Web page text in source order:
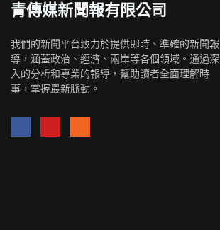
青傳媒新聞報有限公司
我們的新聞平台致力於提供即時、準確的新聞報
導，涵蓋政治、經濟、兩岸等各個領域。通過深
入的分析和專業的報導，幫助讀者全面理解時
事，掌握最新脈動。